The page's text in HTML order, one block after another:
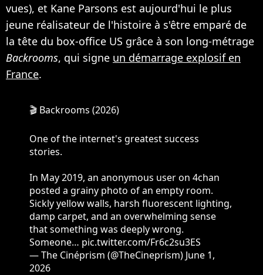
vues), et Kane Parsons est aujourd'hui le plus
jeune réalisateur de l'histoire à s'être emparé de
la tête du box-office US grâce à son long-métrage
Backrooms, qui signe un démarrage explosif en
France.
🎬 Backrooms (2026)
One of the internet's greatest success
stories.
In May 2019, an anonymous user on 4chan
posted a grainy photo of an empty room.
Sickly yellow walls, harsh fluorescent lighting,
damp carpet, and an overwhelming sense
that something was deeply wrong.
Someone… pic.twitter.com/Fr6c2su3ES
— The Cinéprism (@TheCineprism) June 1,
2026